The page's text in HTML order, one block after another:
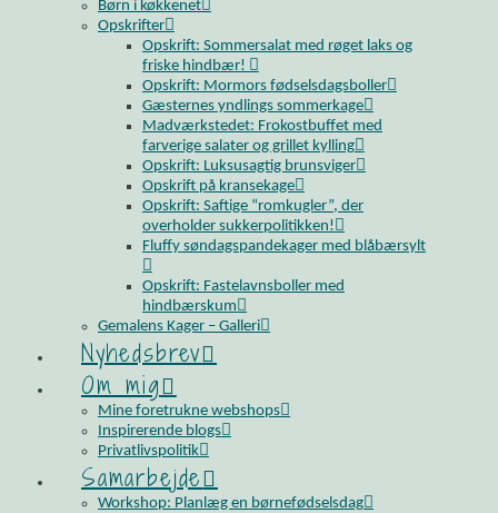
Børn i køkkenet
Opskrifter
Opskrift: Sommersalat med røget laks og
friske hindbær!
Opskrift: Mormors fødselsdagsboller
Gæsternes yndlings sommerkage
Madværkstedet: Frokostbuffet med
farverige salater og grillet kylling
Opskrift: Luksusagtig brunsviger
Opskrift på kransekage
Opskrift: Saftige “romkugler”, der
overholder sukkerpolitikken!
Fluffy søndagspandekager med blåbærsylt
Opskrift: Fastelavnsboller med
hindbærskum
Gemalens Kager – Galleri
Nyhedsbrev
Om mig
Mine foretrukne webshops
Inspirerende blogs
Privatlivspolitik
Samarbejde
Workshop: Planlæg en børnefødselsdag